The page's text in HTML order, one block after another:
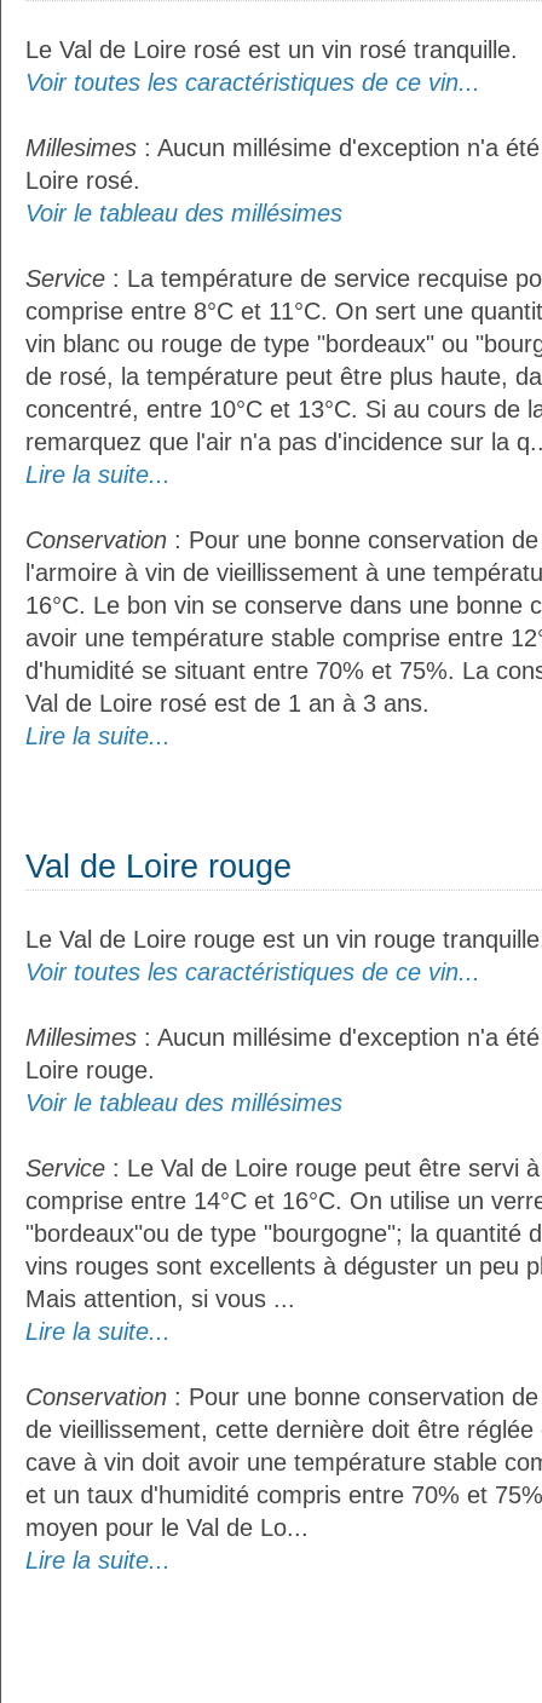
Le Val de Loire rosé est un vin rosé tranquille.
Voir toutes les caractéristiques de ce vin...
Millesimes : Aucun millésime d'exception n'a
Loire rosé.
Voir le tableau des millésimes
Service : La température de service recquise
comprise entre 8°C et 11°C. On sert une
vin blanc ou rouge de type "bordeaux" ou
de rosé, la température peut être plus haute,
concentré, entre 10°C et 13°C. Si au cours de
remarquez que l'air n'a pas d'incidence sur la
Lire la suite...
Conservation : Pour une bonne conservation
l'armoire à vin de vieillissement à une
16°C. Le bon vin se conserve dans une bonne
avoir une température stable comprise entre
d'humidité se situant entre 70% et 75%. La
Val de Loire rosé est de 1 an à 3 ans.
Lire la suite...
Val de Loire rouge
Le Val de Loire rouge est un vin rouge
Voir toutes les caractéristiques de ce vin...
Millesimes : Aucun millésime d'exception n'a
Loire rouge.
Voir le tableau des millésimes
Service : Le Val de Loire rouge peut être servi
comprise entre 14°C et 16°C. On utilise un
"bordeaux"ou de type "bourgogne"; la quantité
vins rouges sont excellents à déguster un peu
Mais attention, si vous ...
Lire la suite...
Conservation : Pour une bonne conservation
de vieillissement, cette dernière doit être réglée
cave à vin doit avoir une température stable
et un taux d'humidité compris entre 70% et
moyen pour le Val de Lo...
Lire la suite...